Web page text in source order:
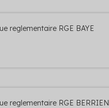
reglementaire RGE BAYE
reglementaire RGE BERRIEN